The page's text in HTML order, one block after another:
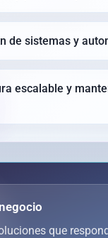
de sistemas y
escalable y
que